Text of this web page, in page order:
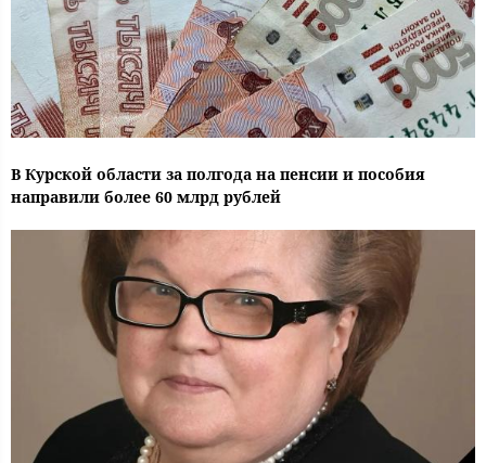
В Курской области за полгода на пенсии и пособия
направили более 60 млрд рублей